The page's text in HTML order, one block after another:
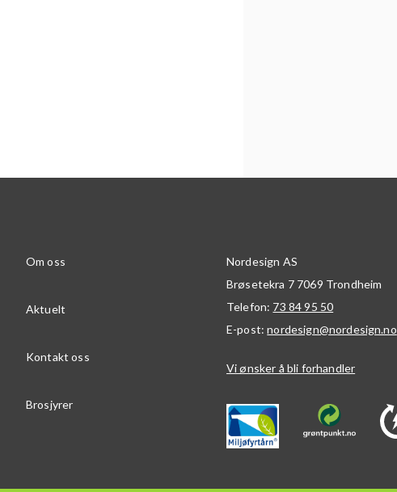
Om oss
Aktuelt
Kontakt oss
Brosjyrer
Nordesign AS
Brøsetekra 7 7069 Trondheim
Telefon: 73 84 95 50
E-post:nordesign@nordesign.no
Vi ønsker å bli forhandler